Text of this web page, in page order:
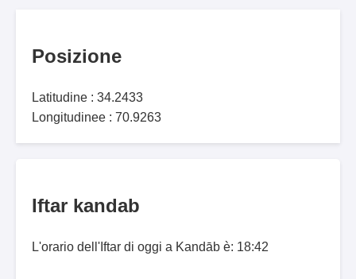
Posizione
Latitudine : 34.2433
Longitudinee : 70.9263
Iftar kandab
L'orario dell'Iftar di oggi a Kandāb è: 18:42